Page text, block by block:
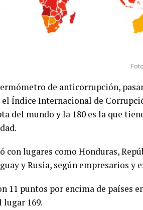
de anticorrupción,
el Índice Internacional de
del mundo y la 180 es la que
con lugares como Honduras,
y Rusia, según empresarios y
11 puntos por encima de países
lugar 169.